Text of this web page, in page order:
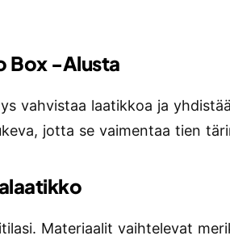
Box -alusta
vahvistaa laatikkoa ja
jotta se vaimentaa tien
Materiaalit vaihtelevat